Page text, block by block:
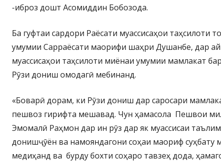
-иброз дошт Асомиддин Бобозода.
Ба гуфтаи сардори Раёсати муассисаҳои таҳсилоти
умумии Сарраёсати маорифи шаҳри Душанбе, дар
муассисаҳои таҳсилоти миёнаи умумии мамлакат
Рӯзи дониш омодагӣ мебинанд.
«Боварӣ дорам, ки Рӯзи дониш дар саросари
пешвоз гирифта мешавад. Чун ҳамасола Пешвои
Эмомалӣ Раҳмон дар ин рӯз дар як муассисаи
донишҷӯён ва намояндагони соҳаи маориф суҳбату
медиҳанд ва бурду бохти соҳаро тавзеҳ дода,